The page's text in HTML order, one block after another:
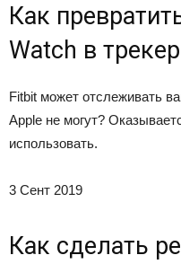
Как
Watch в
Fitbit может отслеживать
Apple не могут?
использовать.
3 Сент 2019
Как сделать